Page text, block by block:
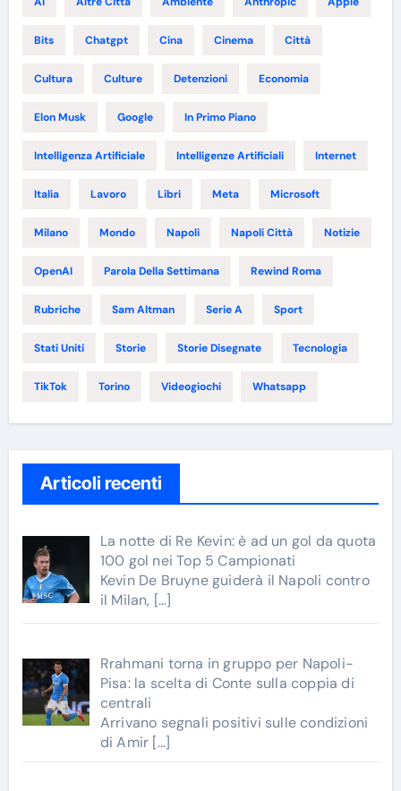
Bits Chatgpt Cina Cinema Città
Cultura Culture Detenzioni Economia
Elon Musk Google In Primo Piano
Intelligenza Artificiale Intelligenze Artificiali Internet
Italia Lavoro Libri Meta Microsoft
Milano Mondo Napoli Napoli Città Notizie
OpenAI Parola Della Settimana Rewind Roma
Rubriche Sam Altman Serie A Sport
Stati Uniti Storie Storie Disegnate Tecnologia
TikTok Torino Videogiochi Whatsapp
Articoli recenti
La notte di Re Kevin: è ad un gol da quota
100 gol nei Top 5 Campionati
Kevin De Bruyne guiderà il Napoli contro
il Milan, […]
Rrahmani torna in gruppo per Napoli-
Pisa: la scelta di Conte sulla coppia di
centrali
Arrivano segnali positivi sulle condizioni
di Amir […]